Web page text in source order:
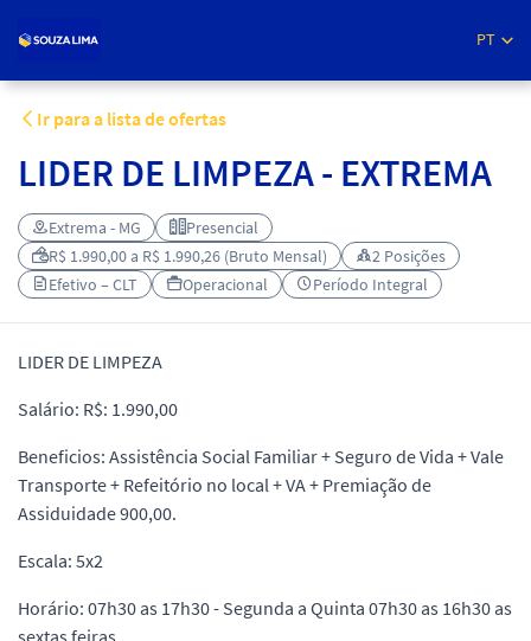
PT
Ir para a lista de ofertas
LIDER DE LIMPEZA - EXTREMA
Extrema - MG
Presencial
R$ 1.990,00 a R$ 1.990,26 (Bruto Mensal)
2 Posições
Efetivo – CLT
Operacional Período Integral
LIDER DE LIMPEZA
Salário: R$: 1.990,00
Beneficios: Assistência Social Familiar + Seguro de Vida + Vale
Transporte + Refeitório no local + VA + Premiação de
Assiduidade 900,00.
Escala: 5x2
Horário: 07h30 as 17h30 - Segunda a Quinta 07h30 as 16h30 as
sextas feiras